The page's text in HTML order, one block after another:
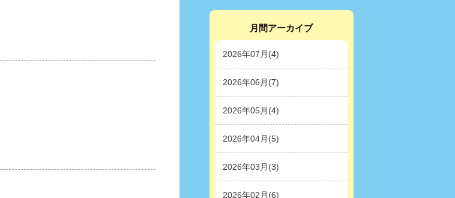
月間アーカイブ
2026年07月(4)
2026年06月(7)
2026年05月(4)
2026年04月(5)
2026年03月(3)
2026年02月(6)